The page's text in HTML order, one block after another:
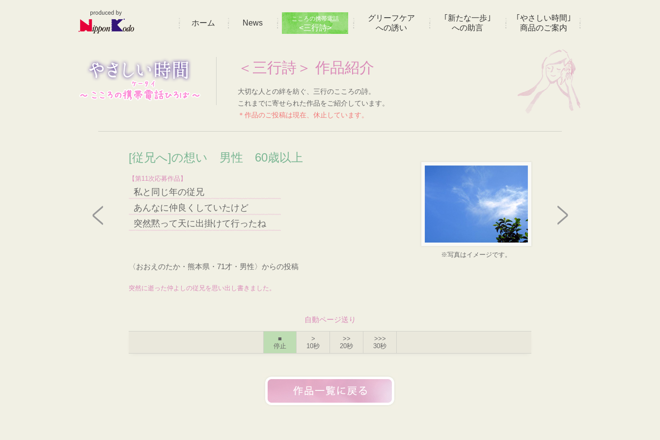
ホーム News こころの携帯電話
<三行詩>
グリーフケア
への誘い
｢新たな一歩｣
への助言
｢やさしい時間｣
商品のご案内
＜三行詩＞ 作品紹介
大切な人との絆を紡ぐ、三行のこころの詩。
これまでに寄せられた作品をご紹介しています。
＊作品のご投稿は現在、休止しています。
[従兄へ]の想い 男性 60歳以上
【第11次応募作品】
私と同じ年の従兄
あんなに仲良くしていたけど
突然黙って天に出掛けて行ったね
※写真はイメージです。
〈おおえのたか・熊本県・71才・男性〉からの投稿
突然に逝った仲よしの従兄を思い出し書きました。
自動ページ送り
■
停止
>
10秒
>>
20秒
>>>
30秒